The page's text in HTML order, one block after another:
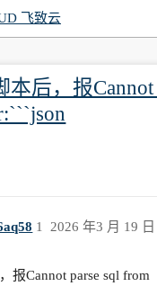
飞致云
本后，报Cannot
2026 年3 月 19
1
报Cannot parse sql from